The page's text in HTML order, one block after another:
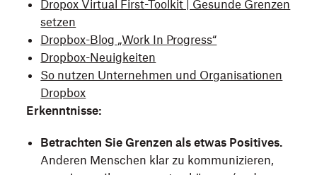
Dropox Virtual First-Toolkit | Gesunde Grenzen
setzen
Dropbox-Blog „Work In Progress“
Dropbox-Neuigkeiten
So nutzen Unternehmen und Organisationen
Dropbox
Erkenntnisse:
Betrachten Sie Grenzen als etwas Positives.
Anderen Menschen klar zu kommunizieren,